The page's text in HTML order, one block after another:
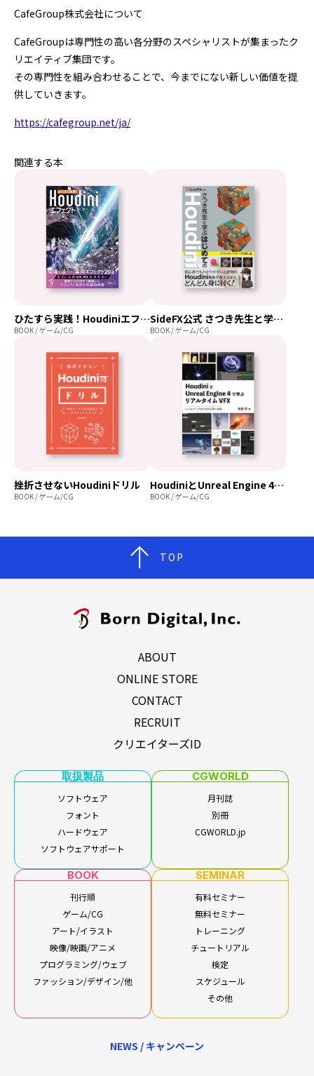
CafeGroup株式会社について
CafeGroupは専門性の高い各分野のスペシャリストが集まったク
リエイティブ集団です。
その専門性を組み合わせることで、今までにない新しい価値を提
供していきます。
https://cafegroup.net/ja/
関連する本
ひたすら実践！Houdiniエフェクト
BOOK / ゲーム/CG
SideFX公式 さつき先生と学ぶはじめてのHoudini
BOOK / ゲーム/CG
挫折させないHoudiniドリル
BOOK / ゲーム/CG
HoudiniとUnreal Engine 4で学ぶリアルタイムVFX
BOOK / ゲーム/CG
TOP
ABOUT
ONLINE STORE
CONTACT
RECRUIT
クリエイターズID
取扱製品
ソフトウェア
フォント
ハードウェア
ソフトウェアサポート
CGWORLD
月刊誌
別冊
CGWORLD.jp
BOOK
刊行順
ゲーム/CG
アート/イラスト
映像/映画/アニメ
プログラミング/ウェブ
ファッション/デザイン/他
SEMINAR
有料セミナー
無料セミナー
トレーニング
チュートリアル
検定
スケジュール
その他
NEWS / キャンペーン